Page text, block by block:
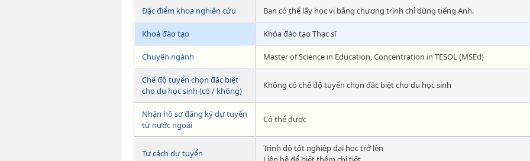
Đặc điểm khoa nghiên cứu Bạn có thể lấy học vị bằng chương trình chỉ dùng tiếng Anh.
Khoá đào tạo Khóa đào tạo Thạc sĩ
Chuyên ngành Master of Science in Education, Concentration in TESOL (MSEd)
Chế độ tuyển chọn đăc biệt
cho du học sinh (có / không)
Không có chế độ tuyển chọn đăc biệt cho du học sinh
Nhận hồ sơ đăng ký dự tuyển
từ nước ngoài
Có thể được
Tư cách dự tuyển
Trình độ tốt nghiệp đại học trở lên